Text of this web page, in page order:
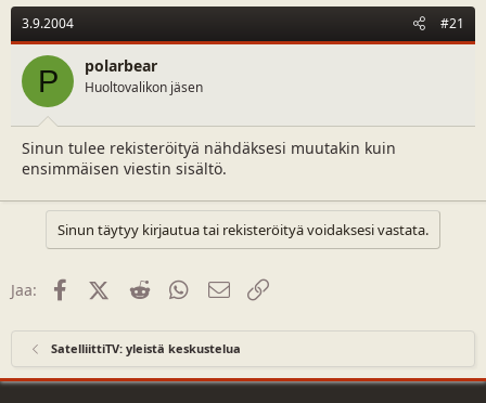
3.9.2004 #21
P polarbear
Huoltovalikon jäsen
Sinun tulee rekisteröityä nähdäksesi muutakin kuin
ensimmäisen viestin sisältö.
Sinun täytyy kirjautua tai rekisteröityä voidaksesi vastata.
Jaa: FacebookX (Twitter)
Reddit WhatsAppSähköposti
SatelliittiTV: yleistä keskustelua